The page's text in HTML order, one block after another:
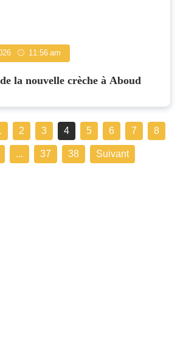
11:56 am
la nouvelle crèche à Aboud
2 3 4 5 6 7
8
... 37 38 Suivant